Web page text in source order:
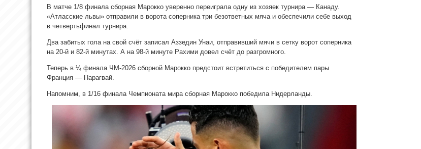
В матче 1/8 финала сборная Марокко уверенно переиграла одну из хозяек турнира — Канаду.
«Атласские львы» отправили в ворота соперника три безответных мяча и обеспечили себе выход
в четвертьфинал турнира.
Два забитых гола на свой счёт записал Аззедин Унаи, отправивший мячи в сетку ворот соперника
на 20-й и 82-й минутах. А на 98-й минуте Рахими довел счёт до разгромного.
Теперь в ¼ финала ЧМ-2026 сборной Марокко предстоит встретиться с победителем пары
Франция — Парагвай.
Напомним, в 1/16 финала Чемпионата мира сборная Марокко победила Нидерланды.